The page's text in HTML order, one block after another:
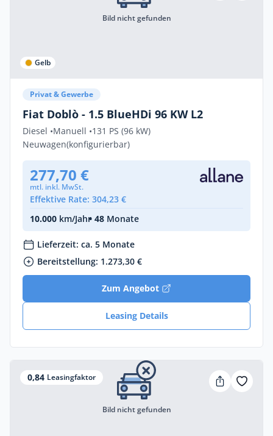
Gelb
Bild nicht gefunden
Privat & Gewerbe
Fiat Doblò - 1.5 BlueHDi 96 KW L2
Diesel •Manuell •131 PS (96 kW)
Neuwagen(konfigurierbar)
277,70 €
mtl. inkl. MwSt.
Effektive Rate: 304,23 €
10.000 km/Jahr• 48 Monate
Lieferzeit: ca. 5 Monate
Bereitstellung: 1.273,30 €
Zum Angebot
Leasing Details
0,84 Leasingfaktor
Bild nicht gefunden